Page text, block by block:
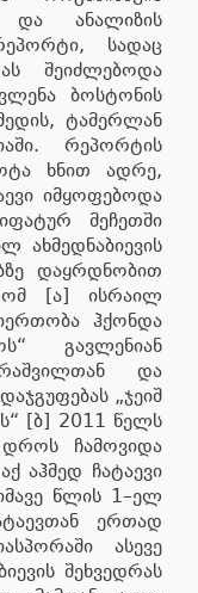
და ანალიზის
სადაც
შეიძლებოდა
ბოსტონის
ტამერლან
რეპორტის
ხნით ადრე,
იმყოფებოდა
მეჩეთში
ახმედნაბიევის
დაყრდნობით
[ა] ისრაილ
ჰქონდა
გავლენიან
და
„ჯეიშ
[ბ] 2011 წელს
დროს ჩამოვიდა
აჰმედ ჩატაევი
წლის 1–ელ
ერთად
ასევე
შეხვედრას